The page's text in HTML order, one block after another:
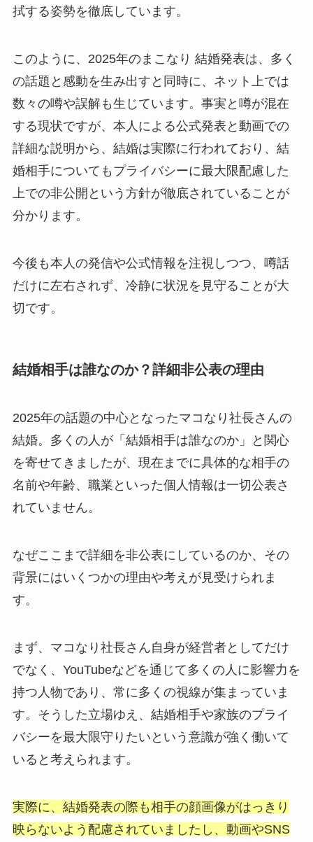
拭する姿勢を徹底しています。
このように、2025年のまこなり 結婚発表は、多く
の話題と感動を生み出すと同時に、ネット上では
数々の噂や誤解も生じています。事実と噂が混在
する現状ですが、本人による公式発表と動画での
詳細な説明から、結婚は実際に行われており、結
婚相手についてもプライバシーに最大限配慮した
上での非公開という方針が徹底されていることが
分かります。
今後も本人の発信や公式情報を注視しつつ、噂話
だけに左右されず、冷静に状況を見守ることが大
切です。
結婚相手は誰なのか？詳細非公表の理由
2025年の話題の中心となったマコなり社長さんの
結婚。多くの人が「結婚相手は誰なのか」と関心
を寄せてきましたが、現在までに具体的な相手の
名前や年齢、職業といった個人情報は一切公表さ
れていません。
なぜここまで詳細を非公表にしているのか、その
背景にはいくつかの理由や考えが見受けられま
す。
まず、マコなり社長さん自身が経営者としてだけ
でなく、YouTubeなどを通じて多くの人に影響力を
持つ人物であり、常に多くの視線が集まっていま
す。そうした立場ゆえ、結婚相手や家族のプライ
バシーを最大限守りたいという意識が強く働いて
いると考えられます。
実際に、結婚発表の際も相手の顔画像がはっきり
映らないよう配慮されていましたし、動画やSNS